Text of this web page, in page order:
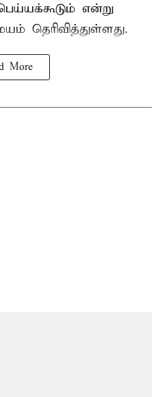
என்று
தெரிவித்துள்ளது.
More